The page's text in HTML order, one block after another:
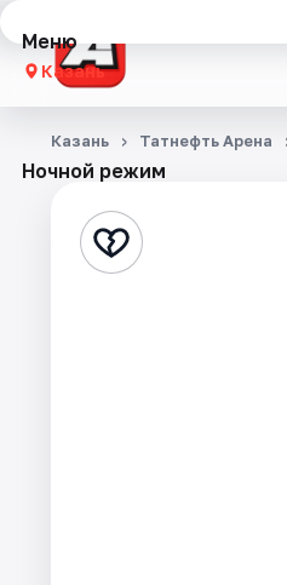
Меню
Казань
Концерты
Стендап
Ночной режим
Казань Татнефть Арена